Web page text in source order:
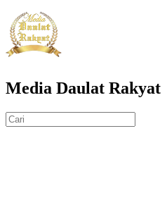
Media Daulat Rakyat